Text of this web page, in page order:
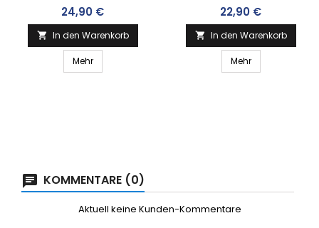
Preis
24,90 €
 In den Warenkorb
Mehr
Preis
22,90 €
 In den Warenkorb
Mehr
KOMMENTARE (0)
Aktuell keine Kunden-Kommentare